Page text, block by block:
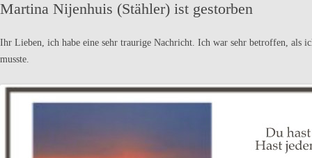
Martina Nijenhuis (Stähler) ist gestorben
Ihr Lieben, ich habe eine sehr traurige Nachricht. Ich war sehr betroffen, als
musste.